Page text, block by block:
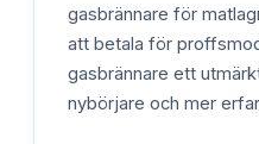
gasbrännare för
att betala för
gasbrännare ett
nybörjare och mer